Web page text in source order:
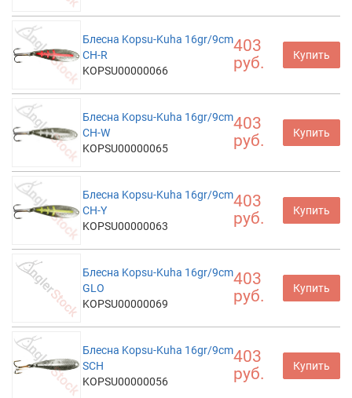
Блесна Kopsu-Kuha 16gr/9cm
CH-R
KOPSU00000066
403
руб.
Купить
Блесна Kopsu-Kuha 16gr/9cm
CH-W
KOPSU00000065
403
руб.
Купить
Блесна Kopsu-Kuha 16gr/9cm
CH-Y
KOPSU00000063
403
руб.
Купить
Блесна Kopsu-Kuha 16gr/9cm
GLO
KOPSU00000069
403
руб.
Купить
Блесна Kopsu-Kuha 16gr/9cm
SCH
KOPSU00000056
403
руб.
Купить